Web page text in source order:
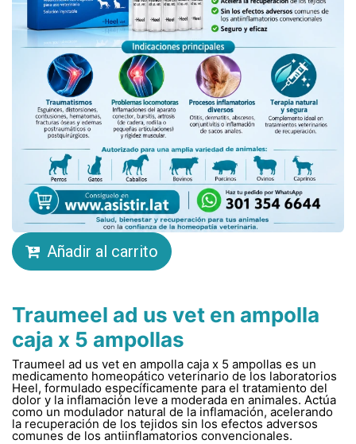
Añadir al carrito
Traumeel ad us vet en ampolla
caja x 5 ampollas
Traumeel ad us vet en ampolla caja x 5 ampollas es un
medicamento homeopático veterinario de los laboratorios
Heel, formulado específicamente para el tratamiento del
dolor y la inflamación leve a moderada en animales. Actúa
como un modulador natural de la inflamación, acelerando
la recuperación de los tejidos sin los efectos adversos
comunes de los antiinflamatorios convencionales.